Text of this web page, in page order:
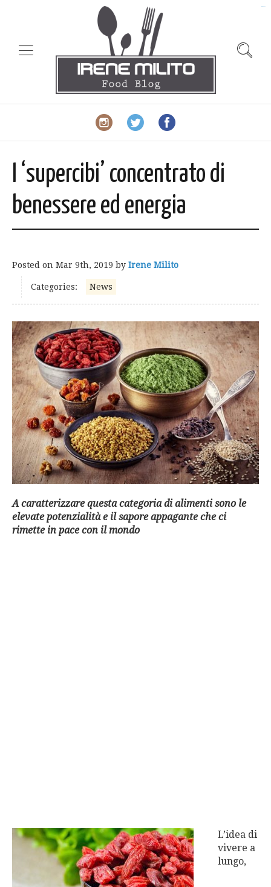
I ‘supercibi’ concentrato di
benessere ed energia
Posted on Mar 9th, 2019 by Irene Milito
Categories: News
A caratterizzare questa categoria di alimenti sono le
elevate potenzialità e il sapore appagante che ci
rimette in pace con il mondo
L’idea di
vivere a
lungo,